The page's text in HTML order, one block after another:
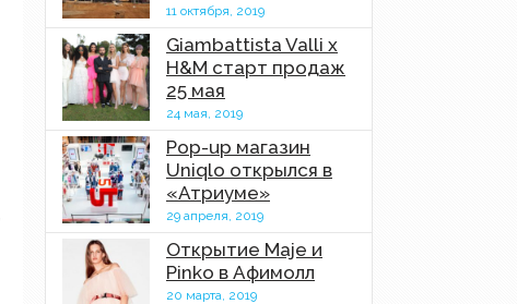
11 октября, 2019
Giambattista Valli x
H&M старт продаж
25 мая
24 мая, 2019
Pop-up магазин
Uniqlo открылся в
«Атриуме»
29 апреля, 2019
Открытие Maje и
Pinko в Афимолл
20 марта, 2019